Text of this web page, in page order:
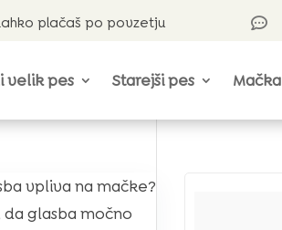
plačaš po povzetju 
velik pes Starejši pes Mačka
vpliva na mačke?
da glasba močno